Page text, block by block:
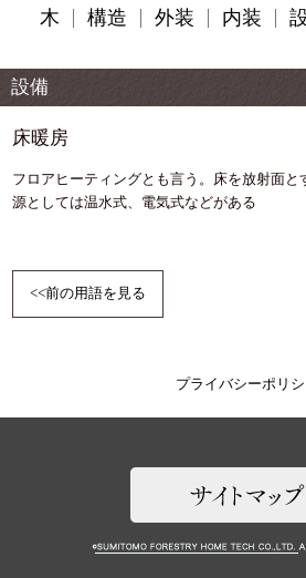
木
構造 外装 内装
設備
床暖房
フロアヒーティングとも言う。床を放射面
源としては温水式、電気式などがある
<<前の用語を見る
プライバシーポリ